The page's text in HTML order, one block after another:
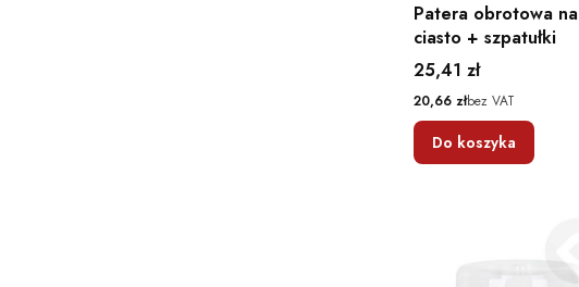
Patera obrotowa na
ciasto + szpatułki
Cena
25,41 zł
Cena
20,66 złbez VAT
Do koszyka